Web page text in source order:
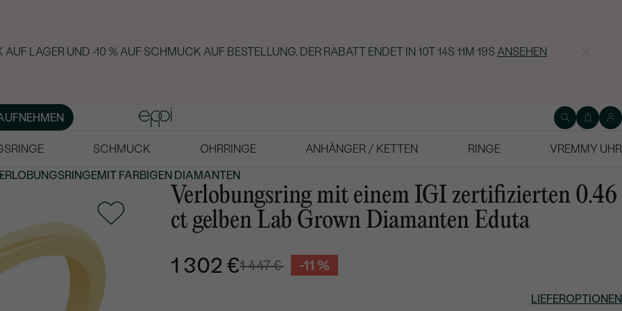
LAGER UND -10 % AUF SCHMUCK AUF BESTELLUNG. DER RABATT ENDET IN 10T 14S 11M 18SANSEHEN
SCHMUCK OHRRINGE ANHÄNGER / KETTEN RINGE
VREMMY UHR
MIT FARBIGEN DIAMANTEN
Verlobungsring mit einem IGI zertifizierten 0.46
ct gelben Lab Grown Diamanten Eduta
1 302 €1 447 € -11 %
LIEFEROPTIONEN